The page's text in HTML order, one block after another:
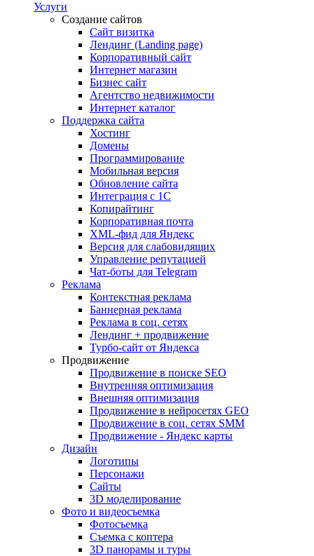
Услуги
Создание сайтов
Сайт визитка
Лендинг (Landing page)
Корпоративный сайт
Интернет магазин
Бизнес сайт
Агентство недвижимости
Интернет каталог
Поддержка сайта
Хостинг
Домены
Программирование
Мобильная версия
Обновление сайта
Интеграция с 1С
Копирайтинг
Корпоративная почта
XML-фид для Яндекс
Версия для слабовидящих
Управление репутацией
Чат-боты для Telegram
Реклама
Контекстная реклама
Баннерная реклама
Реклама в соц. сетях
Лендинг + продвижение
Турбо-сайт от Яндекса
Продвижение
Продвижение в поиске SEO
Внутренняя оптимизация
Внешняя оптимизация
Продвижение в нейросетях GEO
Продвижение в соц. сетях SMM
Продвижение - Яндекс карты
Дизайн
Логотипы
Персонажи
Сайты
3D моделирование
Фото и видеосъемка
Фотосъемка
Съемка с коптера
3D панорамы и туры